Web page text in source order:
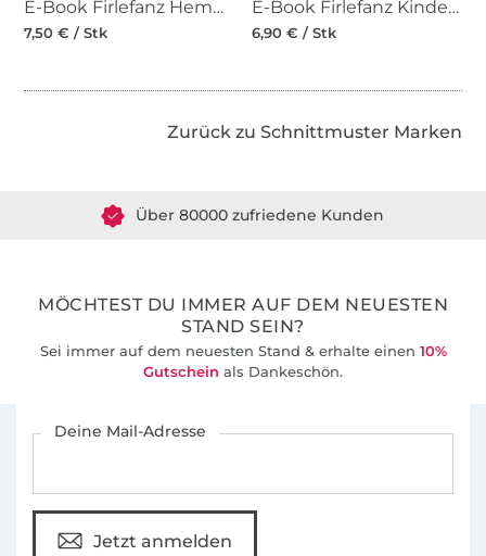
E-Book Firlefanz Hemd - Bluse - Tunika Holunder Kinder
7,50 € / Stk
E-Book Firlefanz Kinderkleid Gänseblümchen
6,90 € / Stk
Zurück zu Schnittmuster Marken
MÖCHTEST DU IMMER AUF DEM NEUESTEN
STAND SEIN?
Sei immer auf dem neuesten Stand & erhalte einen 10%
Gutschein als Dankeschön.
Deine Mail-Adresse
Jetzt anmelden